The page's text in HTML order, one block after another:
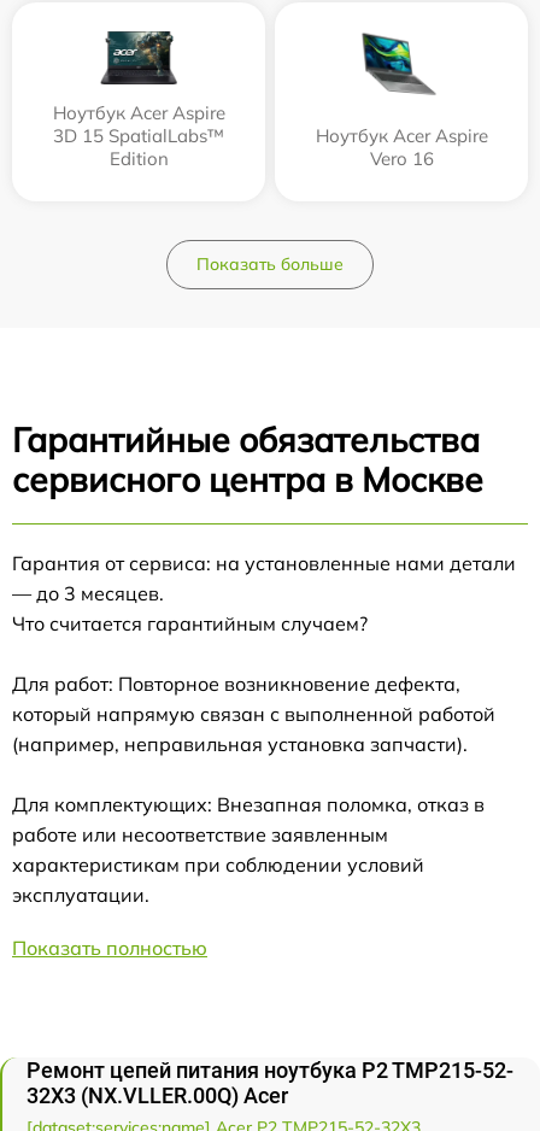
Ноутбук Acer Aspire
3D 15 SpatialLabs™
Edition
Ноутбук Acer Aspire
Vero 16
Показать больше
Гарантийные обязательства
сервисного центра в Москве
Гарантия от сервиса: на установленные нами детали
— до 3 месяцев.
Что считается гарантийным случаем?
Для работ: Повторное возникновение дефекта,
который напрямую связан с выполненной работой
(например, неправильная установка запчасти).
Для комплектующих: Внезапная поломка, отказ в
работе или несоответствие заявленным
характеристикам при соблюдении условий
эксплуатации.
Показать полностью
Ремонт цепей питания ноутбука P2 TMP215-52-
32X3 (NX.VLLER.00Q) Acer